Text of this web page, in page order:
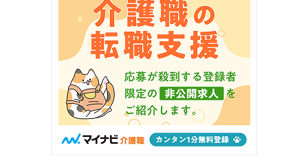
【職種】営業＞個人営業 【業種】サービス＞人材紹介・人材派遣 ※会員属性
などに応じ、当該求人をビズ
…続きを見る
不動産・マンション・ビル管理 ／ 「大丸・松坂屋・PARCOの設
備管理」でワンランク上の活躍！充実の高待遇で理想のキャリア
を築きませんか？
株式会社J.フロントプライムスペース
U・IターンOK
年収400万円〜700万円
【職種】不動産＞不動産・マンション・ビル管理 【業種】建設＞建設・建
築・土木 ※会員属性などに応じ …続きを見る